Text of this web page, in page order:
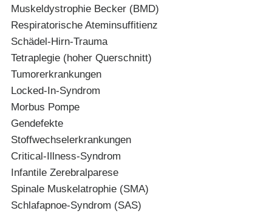
Muskeldystrophie Becker (BMD)
Respiratorische Ateminsuffitienz
Schädel-Hirn-Trauma
Tetraplegie (hoher Querschnitt)
Tumorerkrankungen
Locked-In-Syndrom
Morbus Pompe
Gendefekte
Stoffwechselerkrankungen
Critical-Illness-Syndrom
Infantile Zerebralparese
Spinale Muskelatrophie (SMA)
Schlafapnoe-Syndrom (SAS)